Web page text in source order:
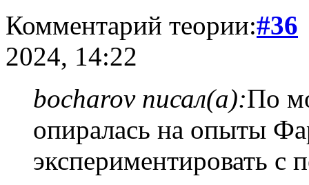
Комментарий теории:#36
2024, 14:22
bocharov писал(а):По
опиралась на опыты
экспериментировать с